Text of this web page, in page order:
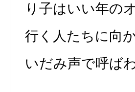
り子はいい年の
行く人たちに向
いだみ声で呼ば